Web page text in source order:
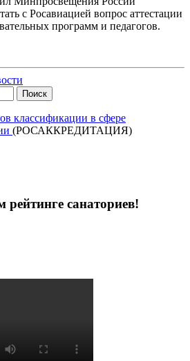
с Росавиацией вопрос аттестации
программ и педагогов.
классификации в сфере
(РОСАККРЕДИТАЦИЯ)
санаториев!